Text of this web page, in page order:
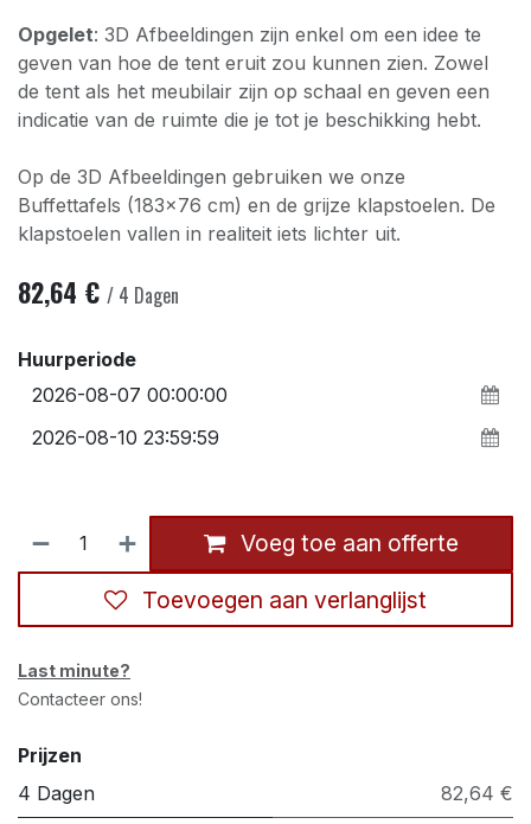
Opgelet: 3D Afbeeldingen zijn enkel om een idee te
geven van hoe de tent eruit zou kunnen zien. Zowel
de tent als het meubilair zijn op schaal en geven een
indicatie van de ruimte die je tot je beschikking hebt.
Op de 3D Afbeeldingen gebruiken we onze
Buffettafels (183x76 cm) en de grijze klapstoelen. De
klapstoelen vallen in realiteit iets lichter uit.
82,64 € / 4 Dagen
Huurperiode
Voeg toe aan offerte
Toevoegen aan verlanglijst
Last minute?
Contacteer ons!
Prijzen
4 Dagen
82,64 €